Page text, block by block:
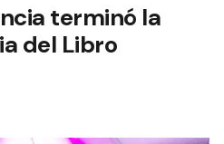
terminó la
del Libro